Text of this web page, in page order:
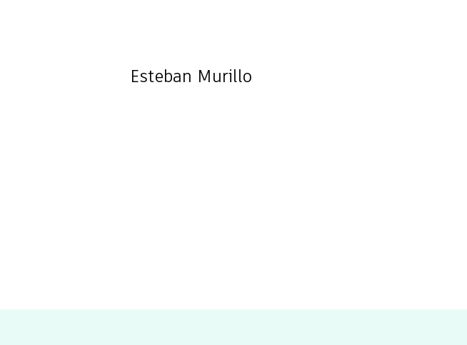
Esteban Murillo